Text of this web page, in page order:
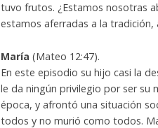
tuvo frutos. ¿Estamos nosotras
estamos aferradas a la tradición,
María (Mateo 12:47).
En este episodio su hijo casi la
le da ningún privilegio por ser su
época, y afrontó una situación
todos y no murió como todos.